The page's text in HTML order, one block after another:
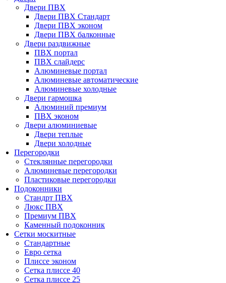
Двери ПВХ
Двери ПВХ Стандарт
Двери ПВХ эконом
Двери ПВХ балконные
Двери раздвижные
ПВХ портал
ПВХ слайдерс
Алюминевые портал
Алюминевые автоматические
Алюминевые холодные
Двери гармошка
Алюминий премиум
ПВХ эконом
Двери алюминиевые
Двери теплые
Двери холодные
Перегородки
Стеклянные перегородки
Алюминевые перегородки
Пластиковые перегородки
Подоконники
Стандрт ПВХ
Люкс ПВХ
Премиум ПВХ
Каменный подоконник
Сетки москитные
Стандартные
Евро сетка
Плиссе эконом
Сетка плиссе 40
Сетка плиссе 25